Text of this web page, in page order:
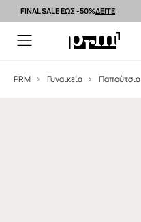
FINAL SALE ΕΩΣ -50%ΔΕΙΤΕ
PRM Γυναικεία Παπούτσια